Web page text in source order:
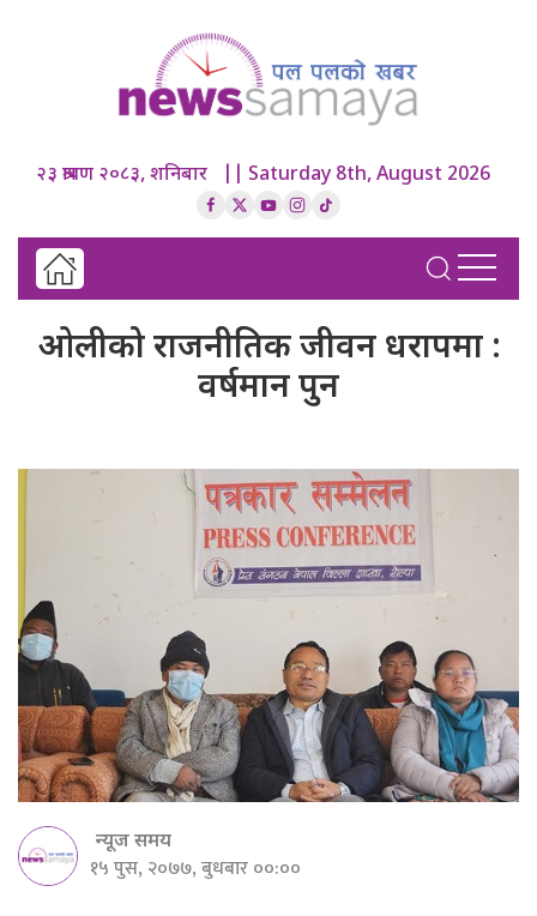
२३ श्रावण २०८३, शनिबार || Saturday 8th, August 2026
ओलीको राजनीतिक जीवन धरापमा :
वर्षमान पुन
न्यूज समय
१५ पुस, २०७७, बुधबार ००:००